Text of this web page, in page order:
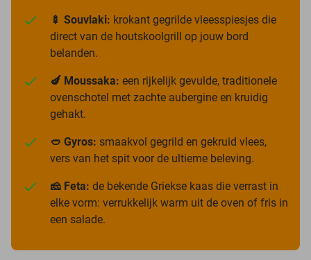
🍢 Souvlaki: krokant gegrilde vleesspiesjes die
direct van de houtskoolgrill op jouw bord
belanden.
🍆 Moussaka: een rijkelijk gevulde, traditionele
ovenschotel met zachte aubergine en kruidig
gehakt.
🥙 Gyros: smaakvol gegrild en gekruid vlees,
vers van het spit voor de ultieme beleving.
🧀 Feta: de bekende Griekse kaas die verrast in
elke vorm: verrukkelijk warm uit de oven of fris in
een salade.